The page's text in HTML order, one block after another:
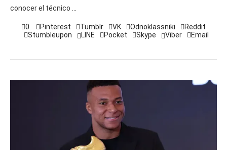
conocer el técnico …
0 Pinterest Tumblr VK Odnoklassniki
Reddit
Stumbleupon
LINE Pocket Skype Viber Email